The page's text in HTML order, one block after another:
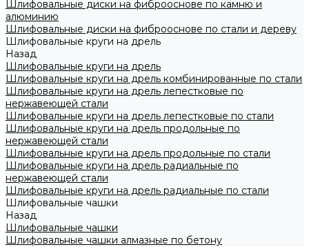
Шлифовальные диски на фиброоснове по камню и
алюминию
Шлифовальные диски на фиброоснове по стали и дереву
Шлифовальные круги на дрель
Назад
Шлифовальные круги на дрель
Шлифовальные круги на дрель комбинированные по стали
Шлифовальные круги на дрель лепестковые по
нержавеющей стали
Шлифовальные круги на дрель лепестковые по стали
Шлифовальные круги на дрель продольные по
нержавеющей стали
Шлифовальные круги на дрель продольные по стали
Шлифовальные круги на дрель радиальные по
нержавеющей стали
Шлифовальные круги на дрель радиальные по стали
Шлифовальные чашки
Назад
Шлифовальные чашки
Шлифовальные чашки алмазные по бетону